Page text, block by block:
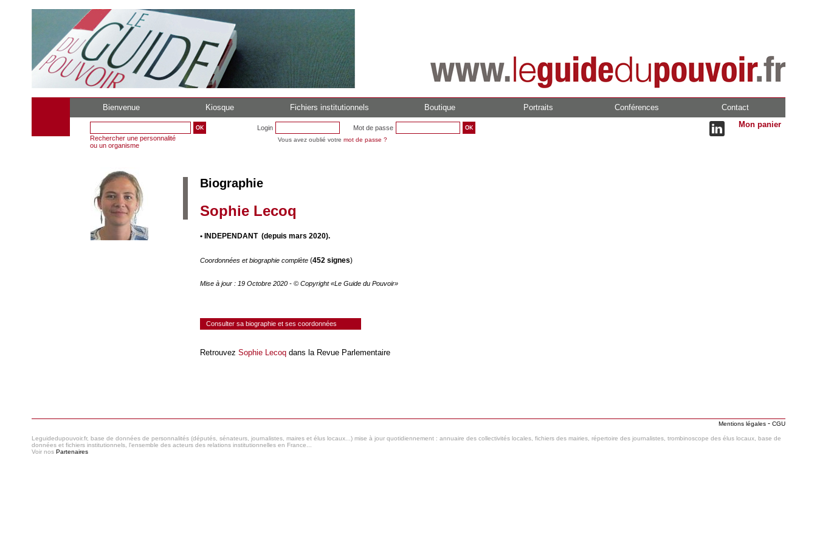
Bienvenue Kiosque Fichiers institutionnels Boutique Portraits Conférences Contact
Rechercher une personnalité
ou un organisme
Login Mot de passe
Vous avez oublié votre mot de passe ?
Mon panier
Biographie
Sophie Lecoq
• INDEPENDANT (depuis mars 2020).
Coordonnées et biographie complète (452 signes)
Mise à jour : 19 Octobre 2020 - © Copyright «Le Guide du Pouvoir»
Consulter sa biographie et ses coordonnées
Retrouvez Sophie Lecoq dans la Revue Parlementaire
Mentions légales - CGU
Leguidedupouvoir.fr, base de données de personnalités (députés, sénateurs, journalistes, maires et élus locaux...) mise à jour quotidiennement : annuaire des collectivités locales, fichiers des mairies, répertoire des journalistes, trombinoscope des élus locaux, base de
données et fichiers institutionnels, l'ensemble des acteurs des relations institutionnelles en France...
Voir nos Partenaires